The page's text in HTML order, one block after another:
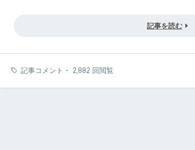
記事を読む
記事コメント ・ 2,882 回閲覧